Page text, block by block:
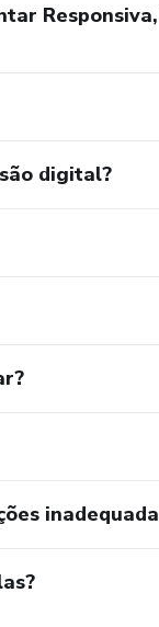
digital?